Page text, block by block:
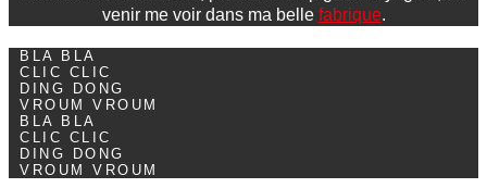
venir me voir dans ma belle fabrique.
BLA BLA
CLIC CLIC
DING DONG
VROUM VROUM
BLA BLA
CLIC CLIC
DING DONG
VROUM VROUM